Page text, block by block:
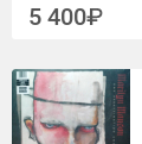
5 400